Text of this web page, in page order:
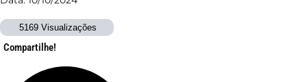
5169 Visualizações
Compartilhe!